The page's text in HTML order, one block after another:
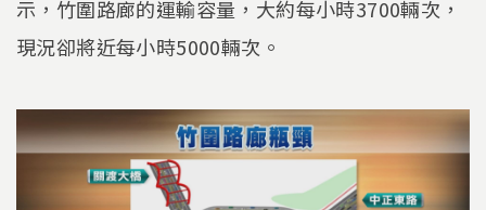
示，竹圍路廊的運輸容量，大約每小時3700輛次，
現況卻將近每小時5000輛次。